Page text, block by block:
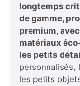
longtemps
de gamme,
premium,
matériaux
les petits
personnalisés,
les petits